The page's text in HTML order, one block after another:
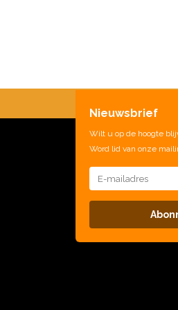
Nieuwsbrief
Wilt u op de hoogte
Word lid van onze